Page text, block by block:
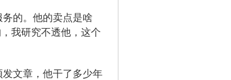
的。他的卖点是啥
我研究不透他，这个
文章，他干了多少年